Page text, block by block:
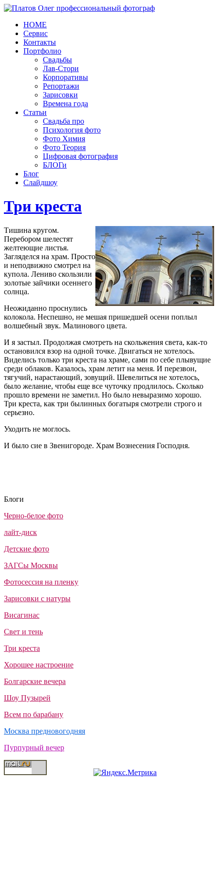
HOME
Сервис
Контакты
Портфолио
Свадьбы
Лав-Стори
Корпоративы
Репортажи
Зарисовки
Времена года
Статьи
Свадьба про
Психология фото
Фото Химия
Фото Теория
Цифровая фотография
БЛОГи
Блог
Слайдшоу
Три креста
Тишина кругом.
Перебором шелестят
желтеющие листья.
Загляделся на храм. Просто
и неподвижно смотрел на
купола. Лениво скользили
золотые зайчики осеннего
солнца.
Неожиданно проснулись
колокола. Неспешно, не мешая пришедшей осени поплыл
волшебный звук. Малинового цвета.
И я застыл. Продолжая смотреть на скольжения света, как-то
остановился взор на одной точке. Двигаться не хотелось.
Виделись только три креста на храме, сами по себе плывущие
среди облаков. Казалось, храм летит на меня. И перезвон,
тягучий, нарастающий, зовущий. Шевелиться не хотелось,
было желание, чтобы еще все чуточку продлилось. Сколько
прошло времени не заметил. Но было невыразимо хорошо.
Три креста, как три былинных богатыря смотрели строго и
серьезно.
Уходить не моглось.
И было сие в Звенигороде. Храм Вознесения Господня.
Блоги
Черно-белое фото
лайт-диск
Детские фото
ЗАГСы Москвы
Фотосессия на пленку
Зарисовки с натуры
Висагинас
Свет и тень
Три креста
Хорошее настроение
Болгарские вечера
Шоу Пузырей
Всем по барабану
Москва предновогодняя
Пурпурный вечер